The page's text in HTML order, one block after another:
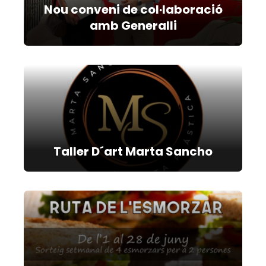
Nou conveni de col·laboració
amb Generalli
Taller D´art Marta Sancho